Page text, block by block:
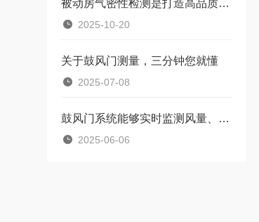
被动房气密性检测是打造高品质居住环境的重要因素
2025-10-20
关于鼓风门测量，三分钟您就懂
2025-07-08
鼓风门系统能够实时监测风量、风压、电机温度等参数
2025-06-06